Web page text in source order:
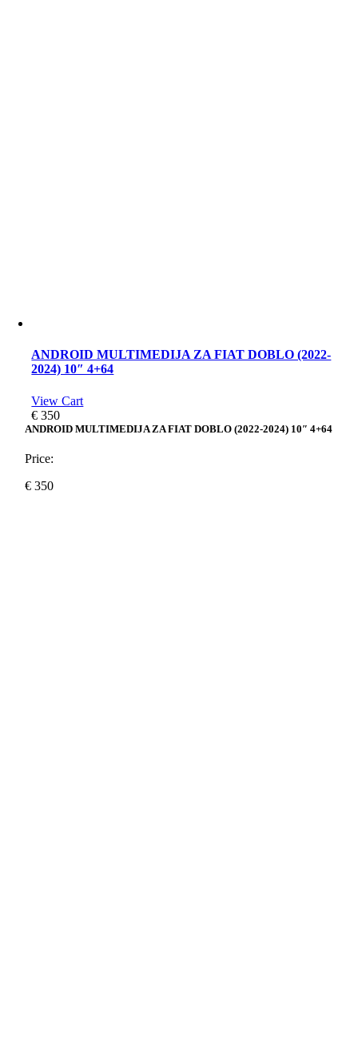
ANDROID MULTIMEDIJA ZA FIAT DOBLO (2022-
2024) 10″ 4+64
View Cart
€ 350
ANDROID MULTIMEDIJA ZA FIAT DOBLO (2022-2024) 10″ 4+64
Price:
€ 350